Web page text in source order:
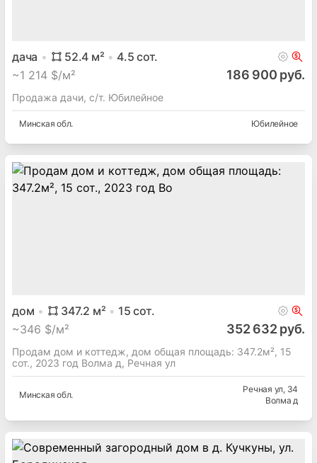
дача 52.4 м² 4.5 сот.
~1 214 $/м² 186 900 руб.
Продажа дачи, с/т. Юбилейное
Минская обл. Юбилейное
дом 347.2 м² 15 сот.
~346 $/м² 352 632 руб.
Продам дом и коттедж, дом общая площадь: 347.2м², 15
сот., 2023 год Волма д, Речная ул
Минская обл.
Речная ул, 34
Волма д